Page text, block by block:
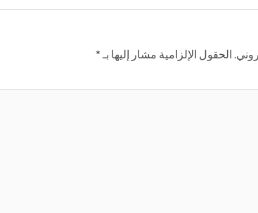
الحقول الإلزامية مشار إليها بـ *